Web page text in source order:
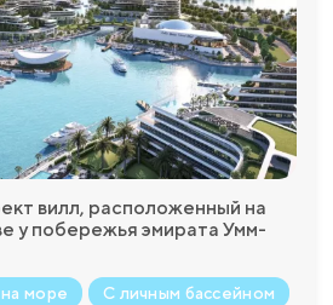
вилл, расположенный на
у побережья эмирата Умм-
море С личным бассейном